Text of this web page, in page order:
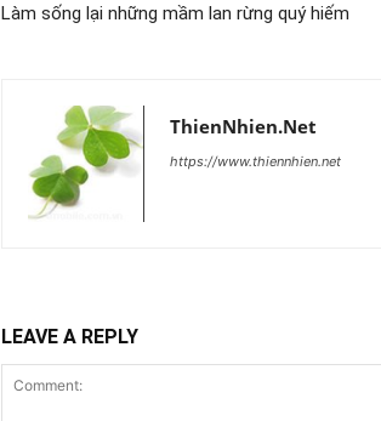
Làm sống lại những mầm lan rừng quý hiếm
ThienNhien.Net
https://www.thiennhien.net
LEAVE A REPLY